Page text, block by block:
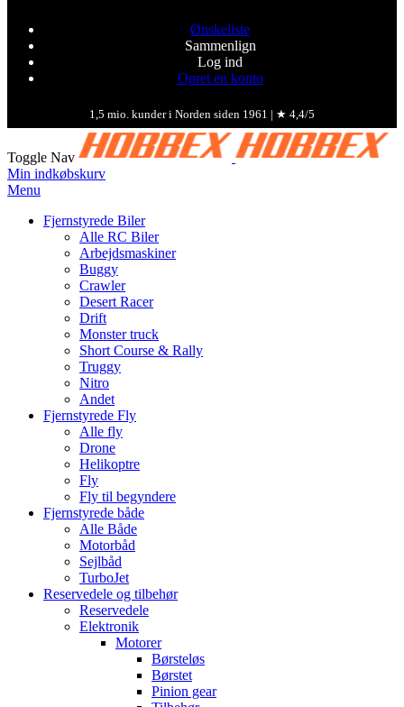
Ønskeliste
Sammenlign
Log ind
Opret en konto
1,5 mio. kunder i Norden siden 1961 | ★ 4,4/5
Toggle Nav
Min indkøbskurv
Menu
Fjernstyrede Biler
Alle RC Biler
Arbejdsmaskiner
Buggy
Crawler
Desert Racer
Drift
Monster truck
Short Course & Rally
Truggy
Nitro
Andet
Fjernstyrede Fly
Alle fly
Drone
Helikoptre
Fly
Fly til begyndere
Fjernstyrede både
Alle Både
Motorbåd
Sejlbåd
TurboJet
Reservedele og tilbehør
Reservedele
Elektronik
Motorer
Børsteløs
Børstet
Pinion gear